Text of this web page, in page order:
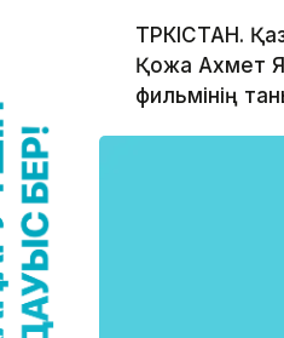
ТҮРКІСТАН.
Қожа Ахмет
фильмінің